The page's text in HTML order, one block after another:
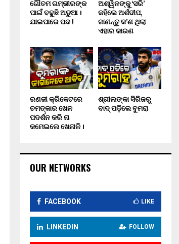
ଗୌତମ ଗମ୍ଭୀରଙ୍କ
ପାଇଁ ବଢୁଛି ଅଡୁଆ ।
ଯାଇପାରେ ପଦ !
ଅଶ୍ୱିନଙ୍କୁ ‘ସରି’
କହିଲେ ଅର୍ଶଦୀପ,
ଜାଣନ୍ତୁ କ’ଣ ଥିଲା
ଏହାର କାରଣ
ରଣଜୀ କ୍ରିକେଟରେ
ଚମତ୍କାର ଖେଳ
ପଦର୍ଶନ କରି ନା
କମେଇଲେ ଖେଳାଳି ।
ଶ୍ରୀଲଙ୍କା ସିରିଜରୁ
ବାଦ୍ ପଡ଼ିଲେ ବୁମରା
OUR NETWORKS
FACEBOOK LIKE
LINKEDIN FOLLOW